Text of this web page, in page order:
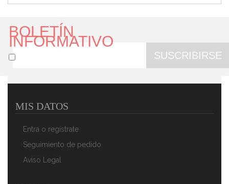
Litros, Sin BPA, 2 Velocidades, Cuchillas De Acero
Inoxidable, 350W, Blanco/Gris
BOLETÍN
INFORMATIVO
SUSCRIBIRSE
MIS DATOS
Entra o regístrate
Seguimiento de pedido
Aviso Legal